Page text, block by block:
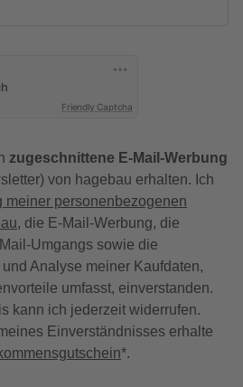
Friendly Captcha
zugeschnittene E-Mail-Werbung
von hagebau erhalten. Ich
meiner personenbezogenen
, die E-Mail-Werbung, die
Umgangs sowie die
Analyse meiner Kaufdaten,
umfasst, einverstanden.
kann ich jederzeit widerrufen.
Einverständnisses erhalte
*.